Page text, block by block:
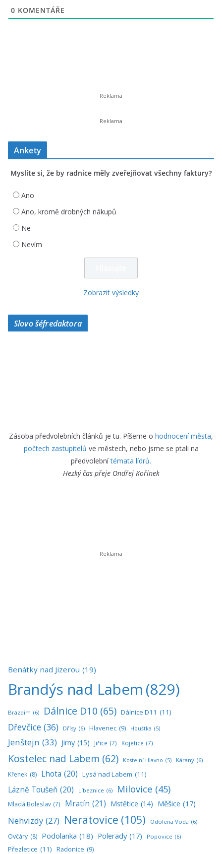
0 KOMENTÁŘE
Ankety
Myslíte si, že by radnice měly zveřejňovat všechny faktury?
Ano
Ano, kromě drobných nákupů
Ne
Nevím
Zobrazit výsledky
Slovo šéfredaktora
Zásoba předvolebních článků je tu. Píšeme o hodnocení města,
počtech zastupitelů ve městech, nebo jsme se ptali na
předvolebnítémata lídrů.
Hezký čas přeje Ondřej Kořínek
Benátky nad Jizerou (19)
Brandýs nad Labem (829)
Brázdim (6) Dálnice D10 (65) Dálnice D11 (11)
Dřevčice (36) Dřísy (6) Hlavenec (9) Houštka (5)
Jenštejn (33) Jirny (15) Jiřice (7) Kojetice (7)
Kostelec nad Labem (62) Kostelní Hlavno (5) Káraný (6)
Křenek (8) Lhota (20) Lysá nad Labem (11)
Lázně Toušeň (20) Líbeznice (6) Milovice (45)
Mladá Boleslav (7) Mratín (21) Mstětice (14) Měšice (17)
Nehvizdy (27) Neratovice (105) Odolena Voda (6)
Ovčáry (8) Podolanka (18) Polerady (17) Popovice (6)
Přezletice (11) Radonice (9)